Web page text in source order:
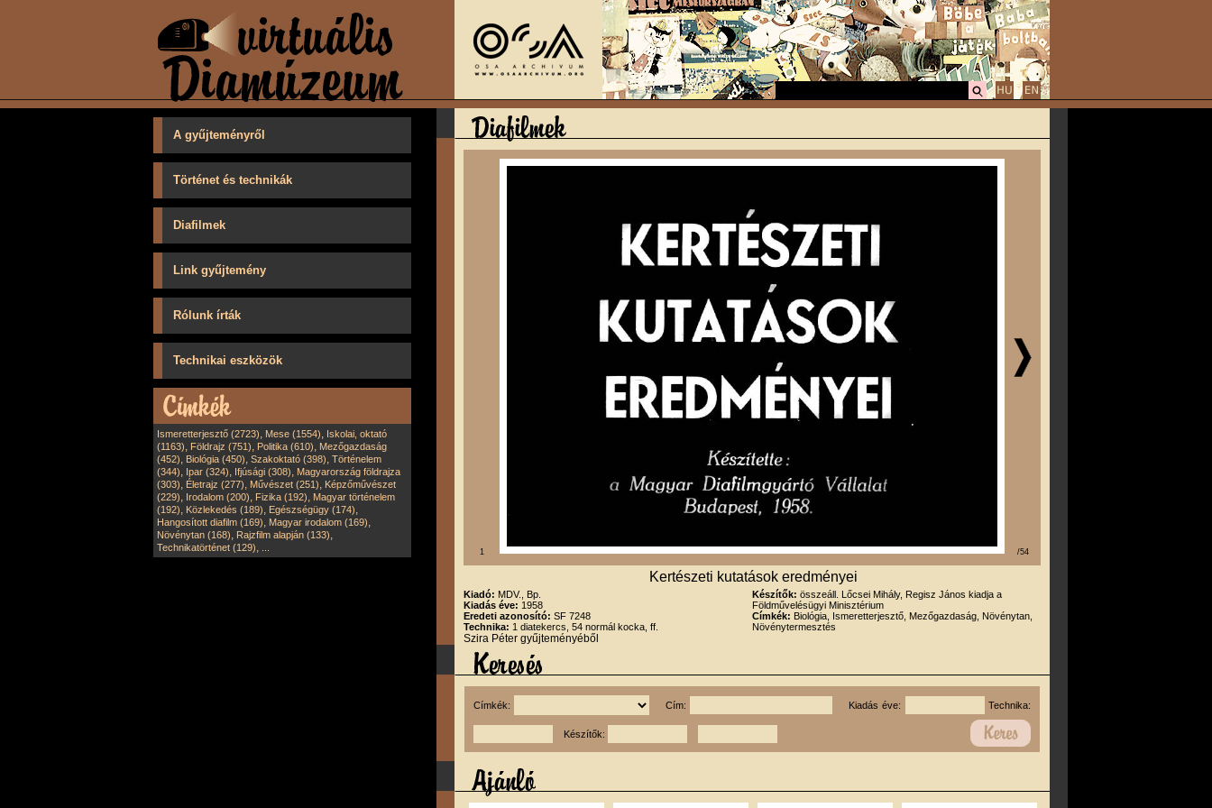
A gyűjteményről
Történet és technikák
Diafilmek
Link gyűjtemény
Rólunk írták
Technikai eszközök
Ismeretterjesztő (2723), Mese (1554), Iskolai, oktató
(1163), Földrajz (751), Politika (610), Mezőgazdaság
(452), Biológia (450), Szakoktató (398), Történelem
(344), Ipar (324), Ifjúsági (308), Magyarország földrajza
(303), Életrajz (277), Művészet (251), Képzőművészet
(229), Irodalom (200), Fizika (192), Magyar történelem
(192), Közlekedés (189), Egészségügy (174),
Hangosított diafilm (169), Magyar irodalom (169),
Növénytan (168), Rajzfilm alapján (133),
Technikatörténet (129), 1 /54
Kertészeti kutatások eredményei
Kiadó: MDV., Bp.
Kiadás éve: 1958
Eredeti azonosító: SF 7248
Technika: 1 diatekercs, 54 normál kocka, ff.
Készítők: összeáll. Lőcsei Mihály, Regisz János kiadja a
Földművelésügyi Minisztérium
Címkék: Biológia, Ismeretterjesztő, Mezőgazdaság, Növénytan,
Növénytermesztés
Szira Péter gyűjteményéből
Címkék: Cím: Kiadás éve: Technika:
Készítők: